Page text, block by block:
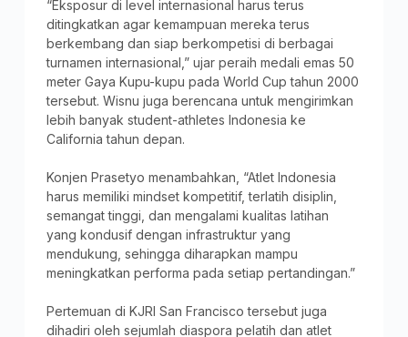
“Eksposur di level internasional harus terus
ditingkatkan agar kemampuan mereka terus
berkembang dan siap berkompetisi di berbagai
turnamen internasional,” ujar peraih medali emas 50
meter Gaya Kupu-kupu pada World Cup tahun 2000
tersebut. Wisnu juga berencana untuk mengirimkan
lebih banyak student-athletes Indonesia ke
California tahun depan.
Konjen Prasetyo menambahkan, “Atlet Indonesia
harus memiliki mindset kompetitif, terlatih disiplin,
semangat tinggi, dan mengalami kualitas latihan
yang kondusif dengan infrastruktur yang
mendukung, sehingga diharapkan mampu
meningkatkan performa pada setiap pertandingan.”
Pertemuan di KJRI San Francisco tersebut juga
dihadiri oleh sejumlah diaspora pelatih dan atlet